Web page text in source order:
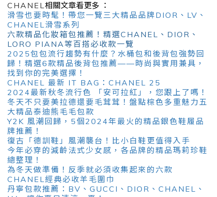
CHANEL相關文章看更多 ：
滑雪也要時髦！帶您一覽三大精品品牌DIOR、LV、
CHANEL滑雪系列
六款精品化妝箱包推薦！精選CHANEL、DIOR、
LORO PIANA等百搭必收款一覽
2025包包流行趨勢有什麼？水桶包和後背包強勢回
歸！精選6款精品後背包推薦——時尚與實用兼具，
找到你的完美選擇！
CHANEL 最新 IT BAG：CHANEL 25
2024最新秋冬流行色 「安可拉紅」，您跟上了嗎！
冬天不只要美拉德還要毛茸茸！盤點棕色多重魅力五
大精品泰迪熊毛毛包款
Y2K 風潮回歸，5個2024年最火的精品銀色鞋履品
牌推薦！
復古「德訓鞋」風潮襲台！比小白鞋更值得入手
今年必穿的減齡法式少女感，各品牌的精品瑪莉珍鞋
總整理！
為冬天做準備！反季就必須收集起來的六款
CHANEL經典必收羊毛圍巾
丹寧包款推薦：BV、GUCCI、DIOR、CHANEL、